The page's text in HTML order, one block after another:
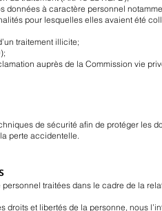
données à caractère personnel
pour lesquelles elles avaient été
traitement illicite;
auprès de la Commission vie
de sécurité afin de protéger les
perte accidentelle.
traitées dans le cadre de la
et libertés de la personne, nous